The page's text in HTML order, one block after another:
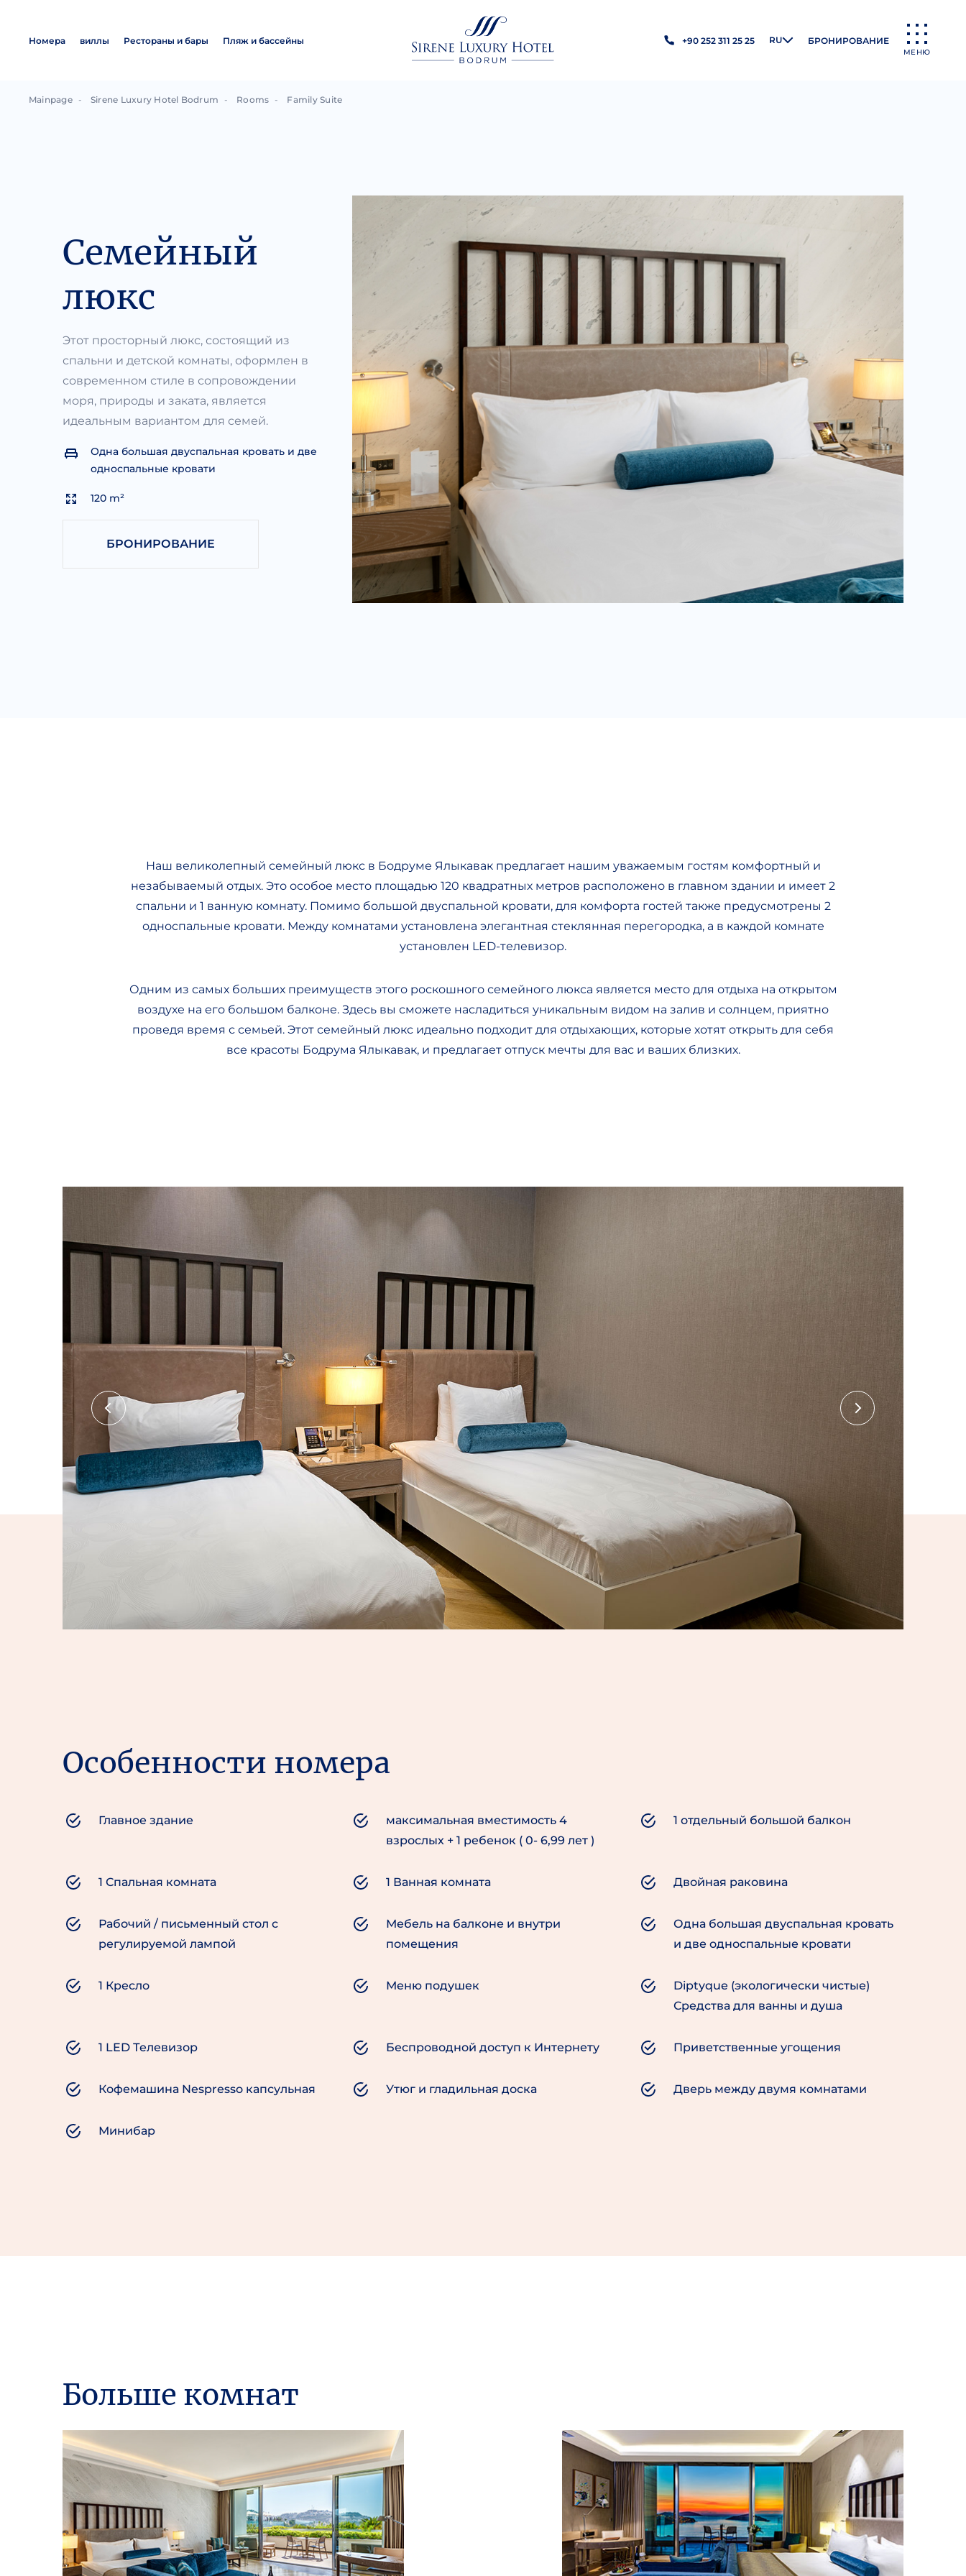
Номера виллы Рестораны и бары Пляж и бассейны +90 252 311 25 25 RU БРОНИРОВАНИЕ
МЕНЮ
Mainpage Sirene Luxury Hotel Bodrum Rooms Family Suite
Семейный
люкс
Этот просторный люкс, состоящий из
спальни и детской комнаты, оформлен в
современном стиле в сопровождении
моря, природы и заката, является
идеальным вариантом для семей.
Одна большая двуспальная кровать и две
односпальные кровати
120 m²
БРОНИРОВАНИЕ
Наш великолепный семейный люкс в Бодруме Ялыкавак предлагает нашим уважаемым гостям комфортный и
незабываемый отдых. Это особое место площадью 120 квадратных метров расположено в главном здании и имеет 2
спальни и 1 ванную комнату. Помимо большой двуспальной кровати, для комфорта гостей также предусмотрены 2
односпальные кровати. Между комнатами установлена ​​элегантная стеклянная перегородка, а в каждой комнате
установлен LED-телевизор.
Одним из самых больших преимуществ этого роскошного семейного люкса является место для отдыха на открытом
воздухе на его большом балконе. Здесь вы сможете насладиться уникальным видом на залив и солнцем, приятно
проведя время с семьей. Этот семейный люкс идеально подходит для отдыхающих, которые хотят открыть для себя
все красоты Бодрума Ялыкавак, и предлагает отпуск мечты для вас и ваших близких.
Особенности номера
Главное здание
максимальная вместимость 4
взрослых + 1 ребенок ( 0- 6,99 лет )
1 отдельный большой балкон
1 Спальная комната 1 Ванная комната Двойная раковина
Рабочий / письменный стол с
регулируемой лампой
Мебель на балконе и внутри
помещения
Одна большая двуспальная кровать
и две односпальные кровати
1 Кресло Меню подушек
Diptyque (экологически чистые)
Средства для ванны и душа
1 LED Телевизор Беспроводной доступ к Интернету Приветственные угощения
Кофемашина Nespresso капсульная Утюг и гладильная доска Дверь между двумя комнатами
Минибар
Больше комнат